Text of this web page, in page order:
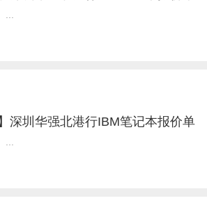
深圳华强北港行IBM笔记本报价单